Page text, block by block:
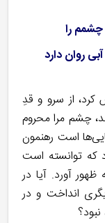
چشمم را
روان دارد
از سرو و قدِ
چشم مرا محروم
است رهنمون
توانسته است
آورد. آیا در
انداخت و در